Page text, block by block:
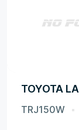
TOYOTA
TRJ150W